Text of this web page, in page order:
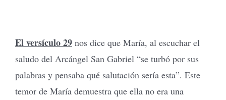
El versículo 29 nos dice que María, al escuchar el
saludo del Arcángel San Gabriel “se turbó por sus
palabras y pensaba qué salutación sería esta”. Este
temor de María demuestra que ella no era una